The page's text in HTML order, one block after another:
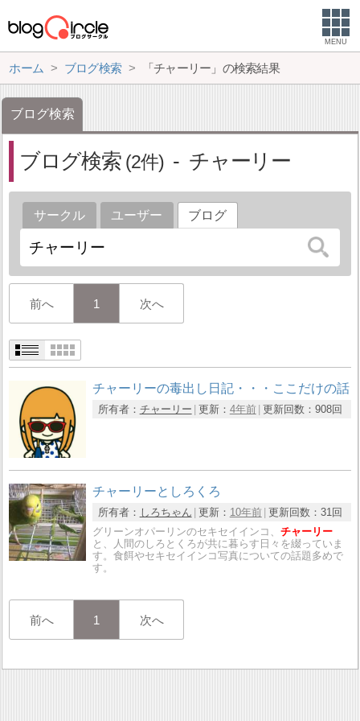
MENU
ホーム ブログ検索 「チャーリー」の検索結果
ブログ検索
ブログ検索 2 チャーリー
サークル ユーザー ブログ
前へ 1 次へ
チャーリーの毒出し日記・・・ここだけの話
所有者： チャーリー 更新： 4年前 更新回数： 908回
チャーリーとしろくろ
所有者： しろちゃん 更新： 10年前 更新回数： 31回
グリーンオパーリンのセキセイインコ、チャーリー
と、人間のしろとくろが共に暮らす日々を綴っていま
す。食餌やセキセイインコ写真についての話題多めで
す。
前へ 1 次へ